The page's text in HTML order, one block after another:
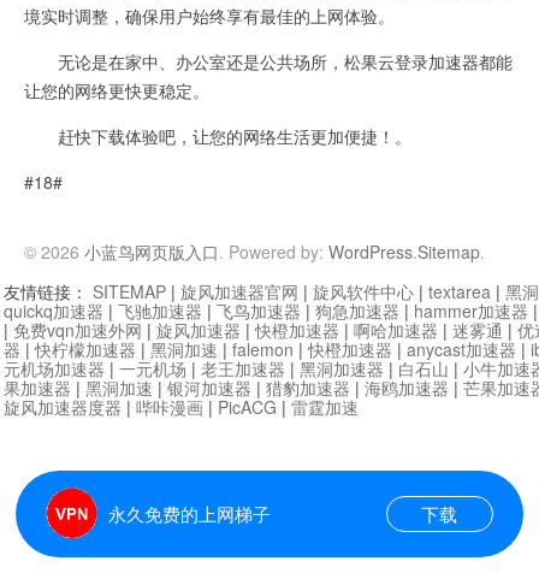
境实时调整，确保用户始终享有最佳的上网体验。
无论是在家中、办公室还是公共场所，松果云登录加速器都能
让您的网络更快更稳定。
赶快下载体验吧，让您的网络生活更加便捷！。
#18#
© 2026 小蓝鸟网页版入口. Powered by: WordPress.Sitemap.
永久免费的上网梯子 下载
友情链接： SITEMAP | 旋风加速器官网 | 旋风软件中心 | textarea | 黑
quickq加速器 | 飞驰加速器 | 飞鸟加速器 | 狗急加速器 | hammer加速器
| 免费vqn加速外网 | 旋风加速器 |快橙加速器 | 啊哈加速器 | 迷雾通 | 优
器 |快柠檬加速器 | 黑洞加速 | falemon |快橙加速器 | anycast加速器 |
元机场加速器 | 一元机场 | 老王加速器 | 黑洞加速器 | 白石山 | 小牛加速
果加速器 | 黑洞加速 | 银河加速器 | 猎豹加速器 | 海鸥加速器 | 芒果加速
旋风加速器度器 | 哔咔漫画 | PicACG | 雷霆加速